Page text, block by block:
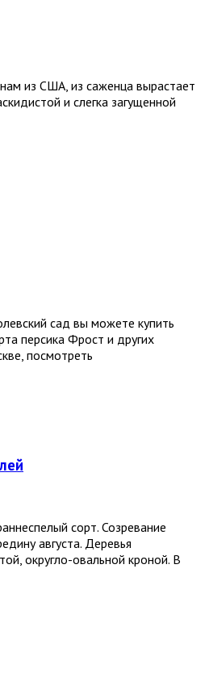
из США, из саженца вырастает
и слегка загущенной
сад вы можете купить
персика Фрост и других
посмотреть
сорт. Созревание
августа. Деревья
округло-овальной кроной. В